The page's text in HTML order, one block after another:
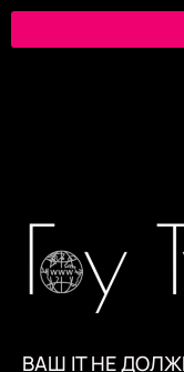
ВАШ IT НЕ